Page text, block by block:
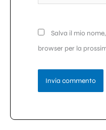
web
Salva il mio
browser per la